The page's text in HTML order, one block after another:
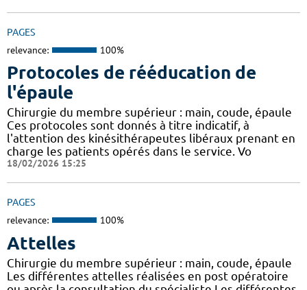
PAGES
relevance: 100%
Protocoles de rééducation de
l'épaule
Chirurgie du membre supérieur : main, coude, épaule
Ces protocoles sont donnés à titre indicatif, à
l'attention des kinésithérapeutes libéraux prenant en
charge les patients opérés dans le service. Vo
18/02/2026 15:25
PAGES
relevance: 100%
Attelles
Chirurgie du membre supérieur : main, coude, épaule
Les différentes attelles réalisées en post opératoire